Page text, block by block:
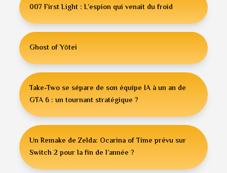
007 First Light : L’espion qui venait du froid
Ghost of Yōtei
Take-Two se sépare de son équipe IA à un an de
GTA 6 : un tournant stratégique ?
Un Remake de Zelda: Ocarina of Time prévu sur
Switch 2 pour la fin de l’année ?